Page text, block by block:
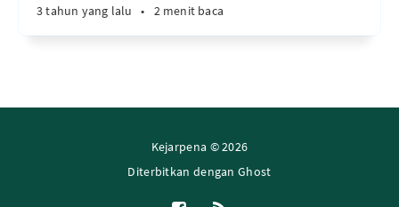
3 tahun yang lalu • 2 menit baca
Kejarpena © 2026
Diterbitkan denganGhost